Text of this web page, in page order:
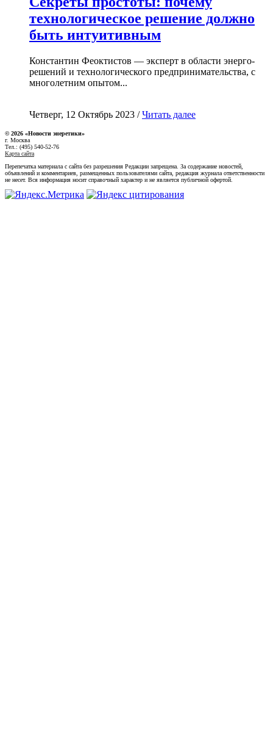
технологическое решение должно
быть интуитивным
Константин Феоктистов — эксперт в области энерго-
решений и технологического предпринимательства, с
многолетним опытом...
Четверг, 12 Октябрь 2023 /Читать далее
© 2026 «Новости энеретики»
г. Москва
Тел.: (495) 540-52-76
Карта сайта
Перепечатка материала с сайта без разрешения Редакции запрещена. За содержание новостей,
объявлений и комментариев, размещенных пользователями сайта, редакция журнала ответственности
не несет. Вся информация носит справочный характер и не является публичной офертой.